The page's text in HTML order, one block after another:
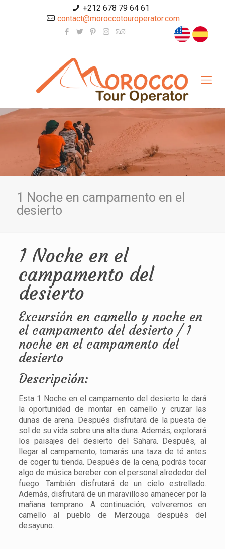
+212 678 79 64 61
contact@moroccotouroperator.com
1 Noche en campamento en el
desierto
1 Noche en el
campamento del
desierto
Excursión en camello y noche en
el campamento del desierto / 1
noche en el campamento del
desierto
Descripción:
Esta 1 Noche en el campamento del desierto le dará
la oportunidad de montar en camello y cruzar las
dunas de arena. Después disfrutará de la puesta de
sol de su vida sobre una alta duna. Además, explorará
los paisajes del desierto del Sahara. Después, al
llegar al campamento, tomarás una taza de té antes
de coger tu tienda. Después de la cena, podrás tocar
algo de música bereber con el personal alrededor del
fuego. También disfrutará de un cielo estrellado.
Además, disfrutará de un maravilloso amanecer por la
mañana temprano. A continuación, volveremos en
camello al pueblo de Merzouga después del
desayuno.